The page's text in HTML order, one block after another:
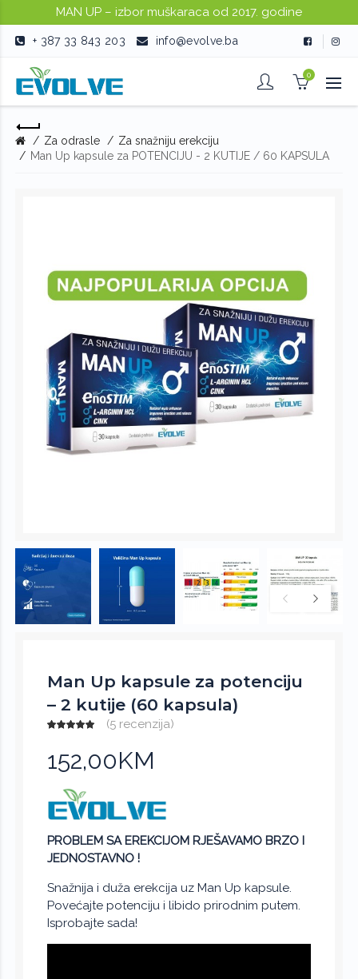
MAN UP – izbor muškaraca od 2017. godine
+ 387 33 843 203 info@evolve.ba
0
Za odrasle
Za snažniju erekciju
Man Up kapsule za POTENCIJU - 2 KUTIJE / 60 KAPSULA
Man Up kapsule za potenciju
– 2 kutije (60 kapsula)
(5 recenzija)
152,00KM
PROBLEM SA EREKCIJOM RJEŠAVAMO BRZO I
JEDNOSTAVNO !
Snažnija i duža erekcija uz Man Up kapsule.
Povećajte potenciju i libido prirodnim putem.
Isprobajte sada!